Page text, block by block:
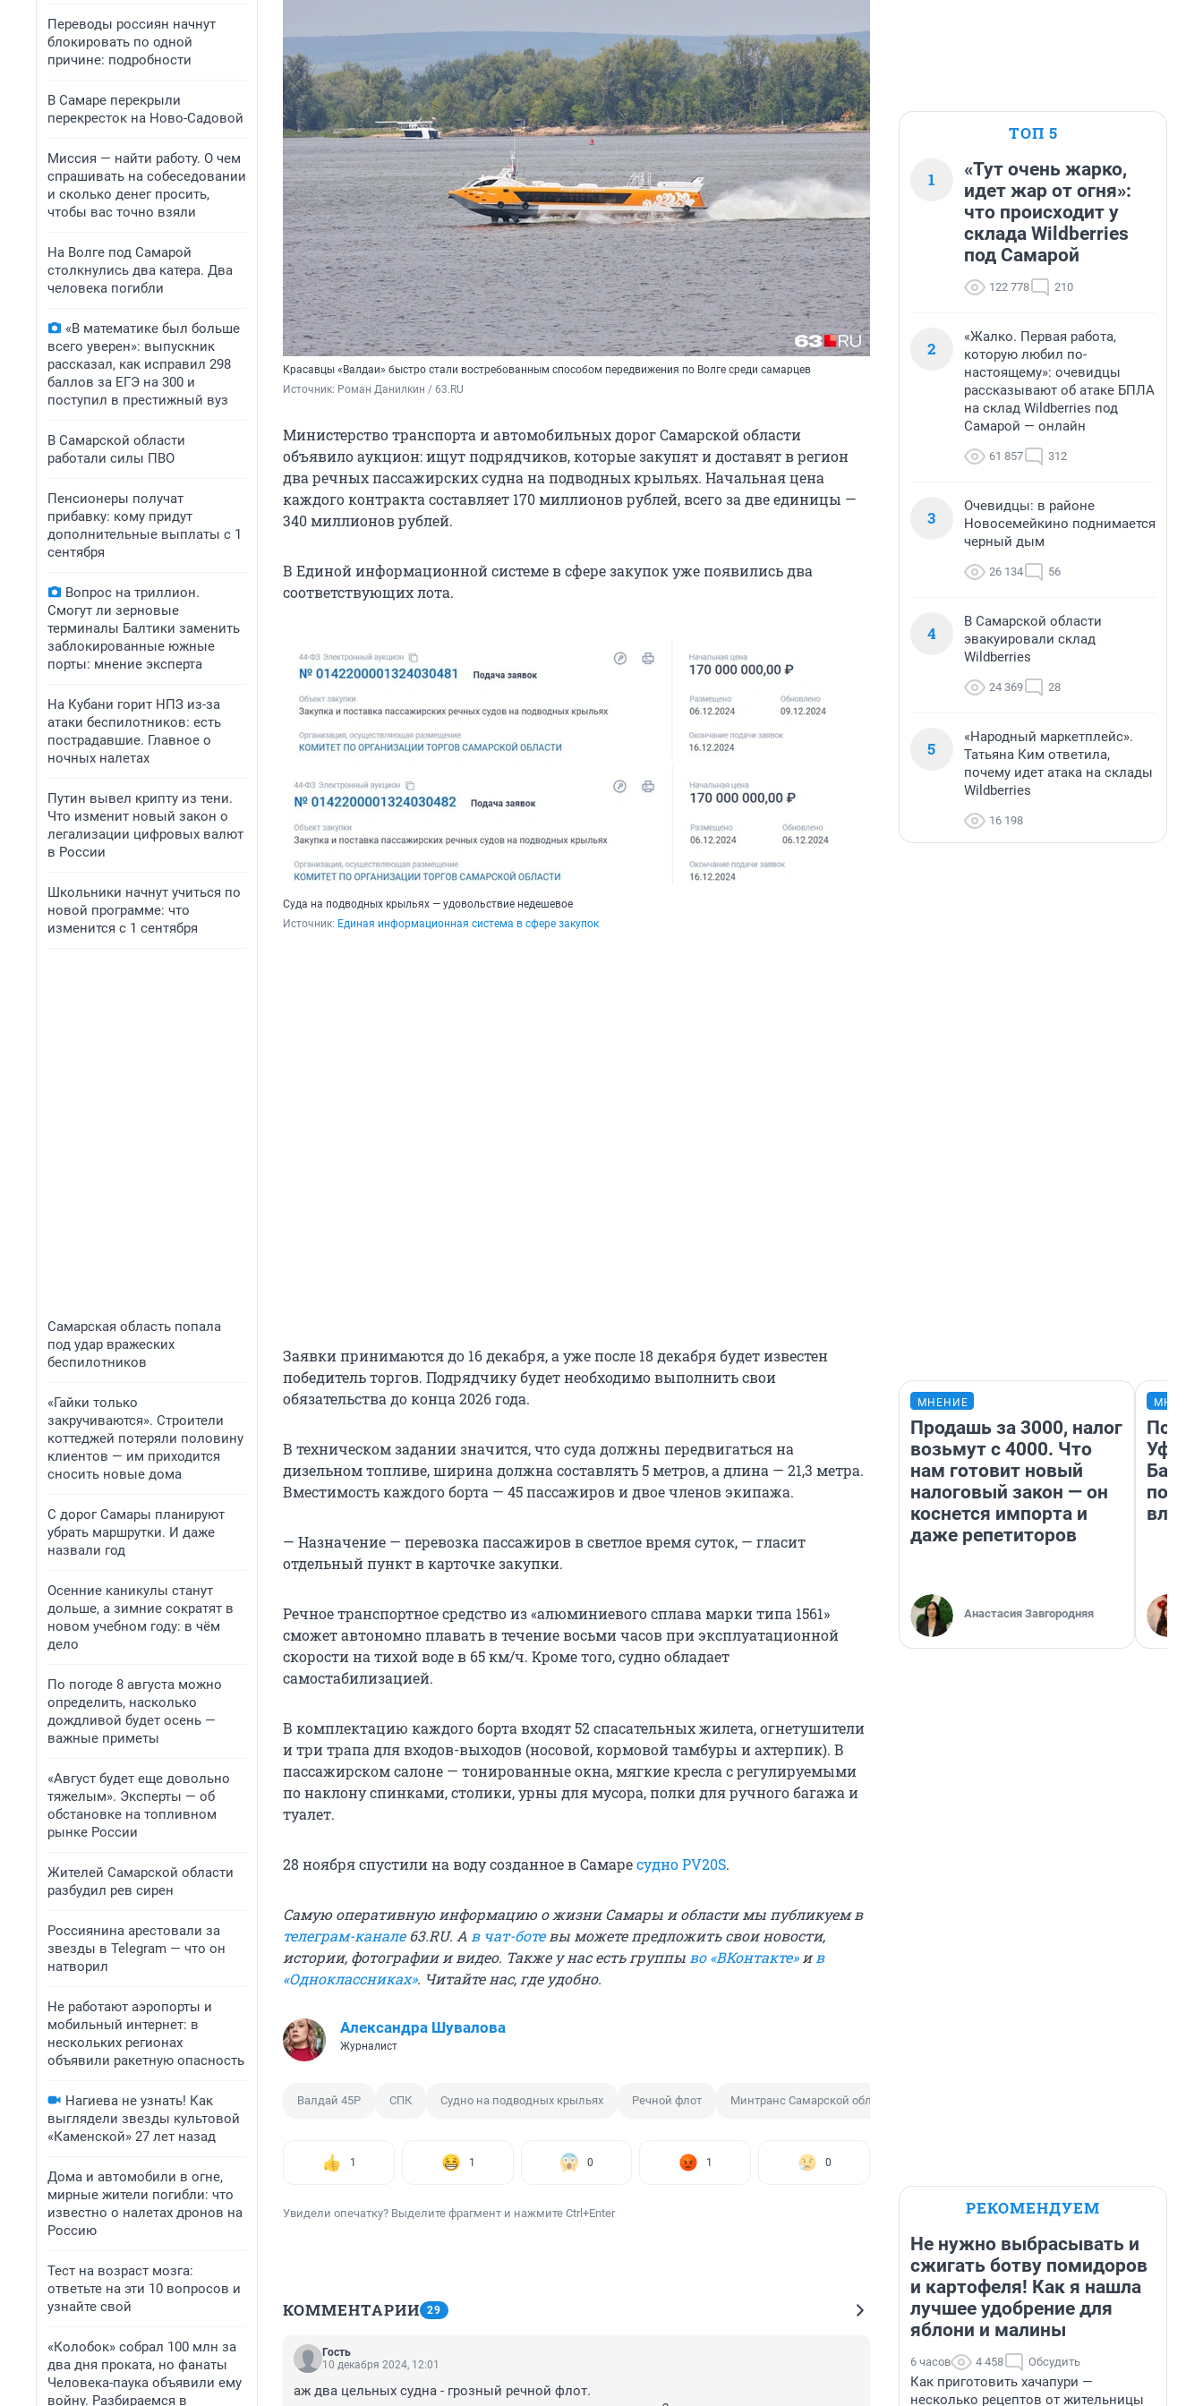
Переводы россиян начнут
блокировать по одной
причине: подробности
В Самаре перекрыли
перекресток на Ново-Садовой
Миссия — найти работу. О чем
спрашивать на собеседовании
и сколько денег просить,
чтобы вас точно взяли
На Волге под Самарой
столкнулись два катера. Два
человека погибли
«В математике был больше
всего уверен»: выпускник
рассказал, как исправил 298
баллов за ЕГЭ на 300 и
поступил в престижный вуз
В Самарской области
работали силы ПВО
Пенсионеры получат
прибавку: кому придут
дополнительные выплаты с 1
сентября
Вопрос на триллион.
Смогут ли зерновые
терминалы Балтики заменить
заблокированные южные
порты: мнение эксперта
На Кубани горит НПЗ из-за
атаки беспилотников: есть
пострадавшие. Главное о
ночных налетах
Путин вывел крипту из тени.
Что изменит новый закон о
легализации цифровых валют
в России
Школьники начнут учиться по
новой программе: что
изменится с 1 сентября
Самарская область попала
под удар вражеских
беспилотников
«Гайки только
закручиваются». Строители
коттеджей потеряли половину
клиентов — им приходится
сносить новые дома
С дорог Самары планируют
убрать маршрутки. И даже
назвали год
Осенние каникулы станут
дольше, а зимние сократят в
новом учебном году: в чём
дело
По погоде 8 августа можно
определить, насколько
дождливой будет осень —
важные приметы
«Август будет еще довольно
тяжелым». Эксперты — об
обстановке на топливном
рынке России
Жителей Самарской области
разбудил рев сирен
Россиянина арестовали за
звезды в Telegram — что он
натворил
Не работают аэропорты и
мобильный интернет: в
нескольких регионах
объявили ракетную опасность
Нагиева не узнать! Как
выглядели звезды культовой
«Каменской» 27 лет назад
Дома и автомобили в огне,
мирные жители погибли: что
известно о налетах дронов на
Россию
Тест на возраст мозга:
ответьте на эти 10 вопросов и
узнайте свой
«Колобок» собрал 100 млн за
два дня проката, но фанаты
Человека-паука объявили ему
войну. Разбираемся в
Красавцы «Валдаи» быстро стали востребованным способом передвижения по Волге среди самарцев
Источник: Роман Данилкин / 63.RU
Министерство транспорта и автомобильных дорог Самарской области
объявило аукцион: ищут подрядчиков, которые закупят и доставят в регион
два речных пассажирских судна на подводных крыльях. Начальная цена
каждого контракта составляет 170 миллионов рублей, всего за две единицы —
340 миллионов рублей.
В Единой информационной системе в сфере закупок уже появились два
соответствующих лота.
Суда на подводных крыльях — удовольствие недешевое
Источник: Единая информационная система в сфере закупок
Заявки принимаются до 16 декабря, а уже после 18 декабря будет известен
победитель торгов. Подрядчику будет необходимо выполнить свои
обязательства до конца 2026 года.
В техническом задании значится, что суда должны передвигаться на
дизельном топливе, ширина должна составлять 5 метров, а длина — 21,3 метра.
Вместимость каждого борта — 45 пассажиров и двое членов экипажа.
— Назначение — перевозка пассажиров в светлое время суток, — гласит
отдельный пункт в карточке закупки.
Речное транспортное средство из «алюминиевого сплава марки типа 1561»
сможет автономно плавать в течение восьми часов при эксплуатационной
скорости на тихой воде в 65 км/ч. Кроме того, судно обладает
самостабилизацией.
В комплектацию каждого борта входят 52 спасательных жилета, огнетушители
и три трапа для входов-выходов (носовой, кормовой тамбуры и ахтерпик). В
пассажирском салоне — тонированные окна, мягкие кресла с регулируемыми
по наклону спинками, столики, урны для мусора, полки для ручного багажа и
туалет.
28 ноября спустили на воду созданное в Самаресудно PV20S.
Самую оперативную информацию о жизни Самары и области мы публикуем в
телеграм-канале63.RU. А в чат-ботевы можете предложить свои новости,
истории, фотографии и видео. Также у нас есть группы во «ВКонтакте»и в
«Одноклассниках». Читайте нас, где удобно.
Александра Шувалова
Журналист
Валдай 45Р СПК Судно на подводных крыльях Речной флот Минтранс Самарской области
1 1 0 1 0
Увидели опечатку? Выделите фрагмент и нажмите Ctrl+Enter
КОММЕНТАРИИ 29
Гость
10 декабря 2024, 12:01
аж два цельных судна - грозный речной флот.
ТОП 5
1
«Тут очень жарко,
идет жар от огня»:
что происходит у
склада Wildberries
под Самарой
122 778 210
2
«Жалко. Первая работа,
которую любил по-
настоящему»: очевидцы
рассказывают об атаке БПЛА
на склад Wildberries под
Самарой — онлайн
61 857 312
3
Очевидцы: в районе
Новосемейкино поднимается
черный дым
26 134 56
4
В Самарской области
эвакуировали склад
Wildberries
24 369 28
5
«Народный маркетплейс».
Татьяна Ким ответила,
почему идет атака на склады
Wildberries
16 198
МНЕНИЕ
Продашь за 3000, налог
возьмут с 4000. Что
нам готовит новый
налоговый закон — он
коснется импорта и
даже репетиторов
Анастасия Завгородняя
Уфы:
РЕКОМЕНДУЕМ
Не нужно выбрасывать и
сжигать ботву помидоров
и картофеля! Как я нашла
лучшее удобрение для
яблони и малины
6 часов 4 458 Обсудить
Как приготовить хачапури —
несколько рецептов от жительницы